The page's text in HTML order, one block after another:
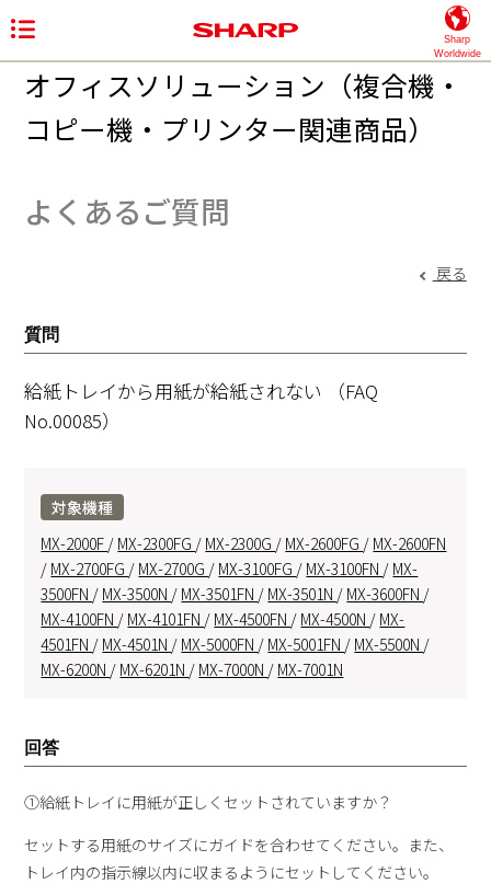
Sharp
Worldwide
オフィスソリューション（複合機・
コピー機・プリンター関連商品）
よくあるご質問
戻る
質問
給紙トレイから用紙が給紙されない
（FAQ
No.00085）
対象機種
MX-2000F / MX-2300FG / MX-2300G / MX-2600FG / MX-2600FN
/ MX-2700FG / MX-2700G / MX-3100FG / MX-3100FN / MX-
3500FN / MX-3500N / MX-3501FN / MX-3501N / MX-3600FN /
MX-4100FN / MX-4101FN / MX-4500FN / MX-4500N / MX-
4501FN / MX-4501N / MX-5000FN / MX-5001FN / MX-5500N /
MX-6200N / MX-6201N / MX-7000N / MX-7001N
回答
①給紙トレイに用紙が正しくセットされていますか？
セットする用紙のサイズにガイドを合わせてください。また、
トレイ内の指示線以内に収まるようにセットしてください。